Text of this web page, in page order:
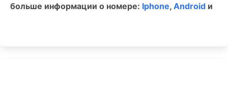
больше информации о номере: Iphone, Android и